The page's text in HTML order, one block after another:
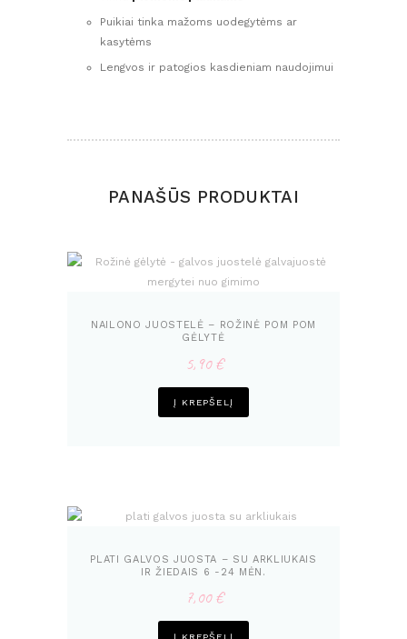
Puikiai tinka mažoms uodegytėms ar
kasytėms
Lengvos ir patogios kasdieniam naudojimui
PANAŠŪS PRODUKTAI
NAILONO JUOSTELĖ – ROŽINĖ POM POM
GĖLYTĖ
5,90€
Į KREPŠELĮ
PLATI GALVOS JUOSTA – SU ARKLIUKAIS
IR ŽIEDAIS 6 -24 MĖN.
7,00€
Į KREPŠELĮ